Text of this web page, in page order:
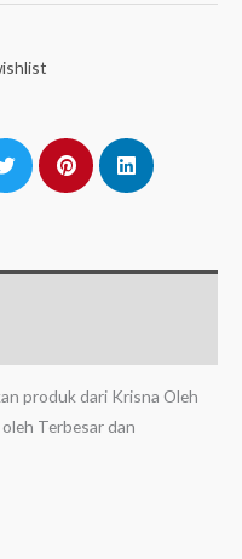
produk dari Krisna Oleh
Terbesar dan